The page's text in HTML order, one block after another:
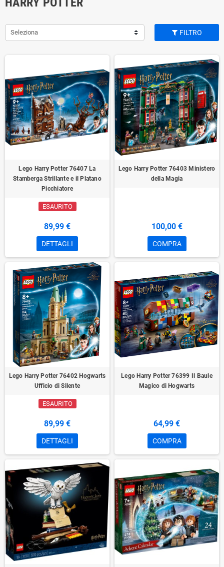
Seleziona FILTRO
Lego Harry Potter 76407 La
Stamberga Strillante e il Platano
Picchiatore
ESAURITO
89,99 €
DETTAGLI
Lego Harry Potter 76403 Ministero
della Magia
100,00 €
COMPRA
Lego Harry Potter 76402 Hogwarts
Ufficio di Silente
ESAURITO
89,99 €
DETTAGLI
Lego Harry Potter 76399 Il Baule
Magico di Hogwarts
64,99 €
COMPRA